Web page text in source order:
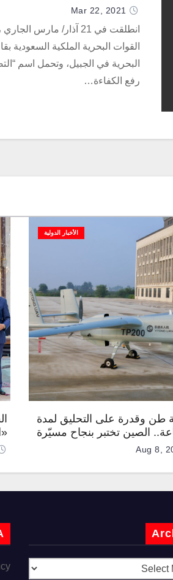
Mar 22, 2021
انطلقت في 21 آذار/ مارس
القوات البحرية الملكية السعودية
رفع الكفاءة…
الأخبار الدولية
طن وقدرة على التحليق لمدة
الصين تختبر بنجاح مسيّرة
Aug 8,